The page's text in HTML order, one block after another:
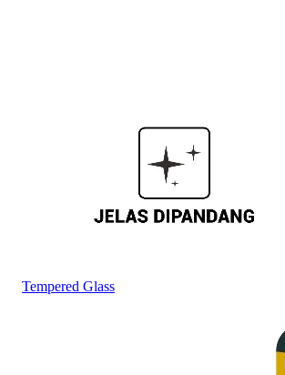
Tempered Glass